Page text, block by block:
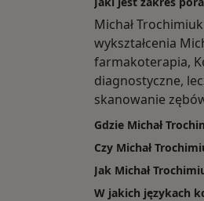
Michał
wykształcenia
farmakoterapia,
diagnostyczne,
skanowanie
Gdzie Michał
Czy Michał
Jak Michał
W jakich językach